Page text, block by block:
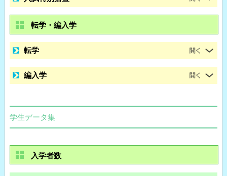
転学・編入学
転学
編入学
学生データ集
入学者数